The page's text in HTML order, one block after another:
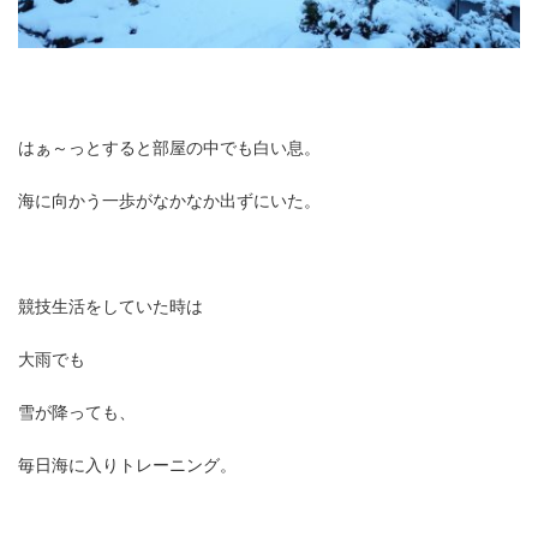
はぁ～っとすると部屋の中でも白い息。
海に向かう一歩がなかなか出ずにいた。
競技生活をしていた時は
大雨でも
雪が降っても、
毎日海に入りトレーニング。